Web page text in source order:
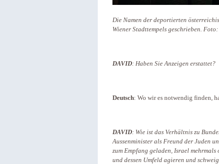
Die Namen der deportierten
Wiener Stadttempels geschrieben.
DAVID: Haben Sie Anzeigen erstattet?
Deutsch: Wo wir es notwendig finden,
DAVID: Wie ist das Verhältnis zu
Aussenminister als Freund der Juden
zum Empfang geladen, Israel
und dessen Umfeld agieren und